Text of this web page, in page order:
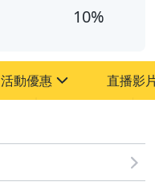
10%
活動優惠 直播影